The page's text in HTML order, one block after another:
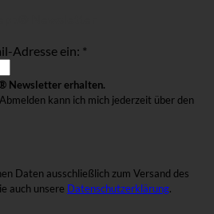
Adresse ein: *
Newsletter erhalten.
kann ich mich jederzeit über den
Daten ausschließlich zum Versand des
auch unsere Datenschutzerklärung.